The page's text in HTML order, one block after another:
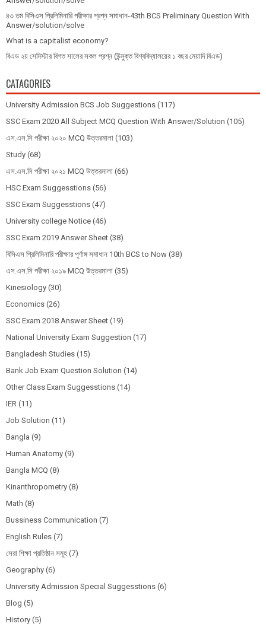
৪৩ তম বিসিএস প্রিলিমিনারি পরীক্ষার প্রশ্ন সমাধান-43th BCS Preliminary Question With
Answer/solution/solve
What is a capitalist economy?
বিএড ২য় সেমিস্টার বিগত সালের সকল প্রশ্ন (উন্মুক্ত বিশ্ববিদ্যালয়ের ১ বছর মেয়াদি বিএড)
CATAGORIES
University Admission BCS Job Suggestions (117)
SSC Exam 2020 All Subject MCQ Question With Answer/Solution (105)
এস.এস.সি পরীক্ষা ২০২০ MCQ উত্তরমালা (103)
Study (68)
এস.এস.সি পরীক্ষা ২০২১ MCQ উত্তরমালা (66)
HSC Exam Suggesstions (56)
SSC Exam Suggesstions (47)
University college Notice (46)
SSC Exam 2019 Answer Sheet (38)
বিসিএস প্রিলিমিনারি পরীক্ষার পূর্ণাঙ্গ সমাধান 10th BCS to Now (38)
এস.এস.সি পরীক্ষা ২০১৯ MCQ উত্তরমালা (35)
Kinesiology (30)
Economics (26)
SSC Exam 2018 Answer Sheet (19)
National University Exam Suggestion (17)
Bangladesh Studies (15)
Bank Job Exam Question Solution (14)
Other Class Exam Suggesstions (14)
IER (11)
Job Solution (11)
Bangla (9)
Human Anatomy (9)
Bangla MCQ (8)
Kinanthropometry (8)
Math (8)
Bussiness Communication (7)
English Rules (7)
সেরা শিক্ষা প্রতিষ্ঠান সমূহ (7)
Geography (6)
University Admission Special Suggesstions (6)
Blog (5)
History (5)